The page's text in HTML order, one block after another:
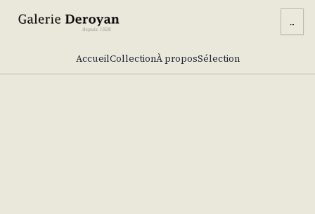
...
AccueilCollectionÀ proposSélection